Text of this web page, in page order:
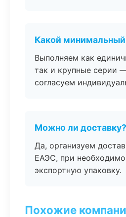
Какой
Выполняем как
так и крупные серии
согласуем
Можно ли доставку?
Да, организуем
ЕАЭС, при
экспортную упаковку.
Похожие